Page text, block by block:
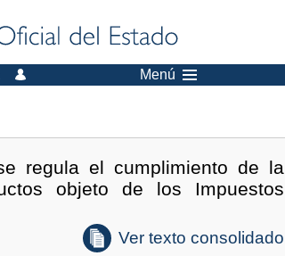
Menú
regula el cumplimiento de la
objeto de los Impuestos
Ver texto consolidado